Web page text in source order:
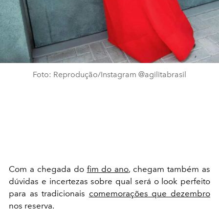
Foto: Reprodução/Instagram @agilitabrasil
Com a chegada do fim do ano, chegam também as
dúvidas e incertezas sobre qual será o look perfeito
para as tradicionais comemorações que dezembro
nos reserva.